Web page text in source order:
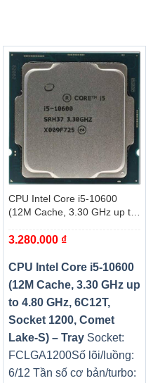
CPU Intel Core i5-10600
(12M Cache, 3.30 GHz up to
1200, Comet Lake-S) – Tray
3.280.000 ₫
CPU Intel Core i5-10600
(12M Cache, 3.30 GHz up
to 4.80 GHz, 6C12T,
Socket 1200, Comet
Lake-S) – Tray Socket:
FCLGA1200Số lõi/luồng:
6/12 Tần số cơ bản/turbo: